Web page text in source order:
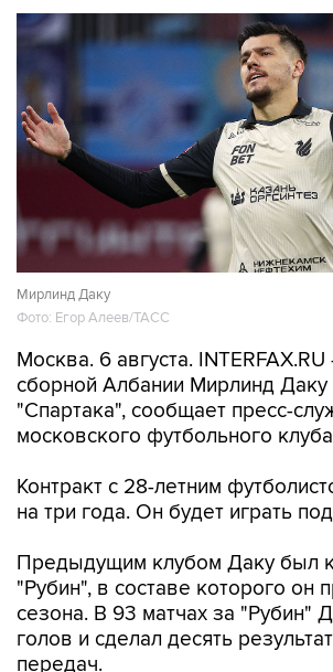
Мирлинд Даку
Фото: Егор Алеев/ТАСС
Москва. 6 августа.
сборной Албании Мирлинд Даку
"Спартака", сообщает пресс-
московского футбольного
Контракт с 28-летним
на три года. Он будет играть
Предыдущим клубом Даку был
"Рубин", в составе которого он
сезона. В 93 матчах за "Рубин"
голов и сделал десять
передач.